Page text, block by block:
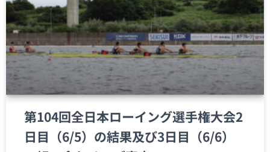
第104回全日本ローイング選手権大会2
日目（6/5）の結果及び3日目（6/6）